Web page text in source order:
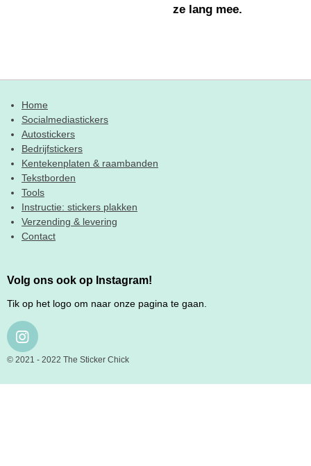
ze lang mee.
Home
Socialmediastickers
Autostickers
Bedrijfstickers
Kentekenplaten & raambanden
Tekstborden
Tools
Instructie: stickers plakken
Verzending & levering
Contact
Volg ons ook op Instagram!
Tik op het logo om naar onze pagina te gaan.
I
N
T
© 2021 - 2022 The Sticker Chick